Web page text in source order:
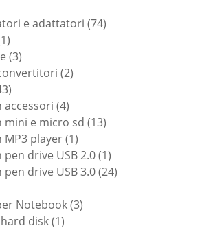
e adattatori 7474
11
prodotto
33
prodotti22
43
prodotti
accessori 44
prodotti
mini e micro sd 1313
MP3 player 11
prodotto
drive USB 2.0 11
prodotto
drive USB 3.0 2424
Notebook 33
disk 11